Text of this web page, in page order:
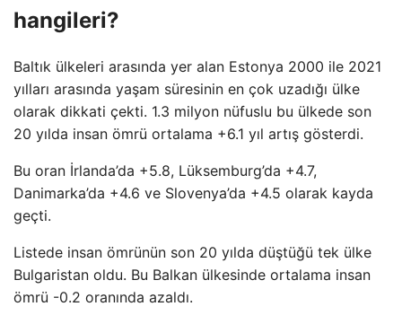
hangileri?
Baltık ülkeleri arasında yer alan Estonya 2000 ile 2021
yılları arasında yaşam süresinin en çok uzadığı ülke
olarak dikkati çekti. 1.3 milyon nüfuslu bu ülkede son
20 yılda insan ömrü ortalama +6.1 yıl artış gösterdi.
Bu oran İrlanda’da +5.8, Lüksemburg’da +4.7,
Danimarka’da +4.6 ve Slovenya’da +4.5 olarak kayda
geçti.
Listede insan ömrünün son 20 yılda düştüğü tek ülke
Bulgaristan oldu. Bu Balkan ülkesinde ortalama insan
ömrü -0.2 oranında azaldı.